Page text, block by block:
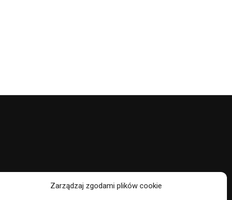
Zarządzaj zgodami plików cookie